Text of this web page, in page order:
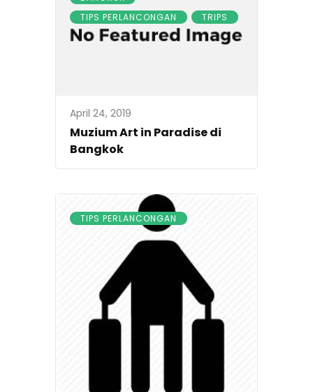
TIPS PERLANCONGAN
TRIPS
April 24, 2019
Muzium Art in Paradise di
Bangkok
TIPS PERLANCONGAN